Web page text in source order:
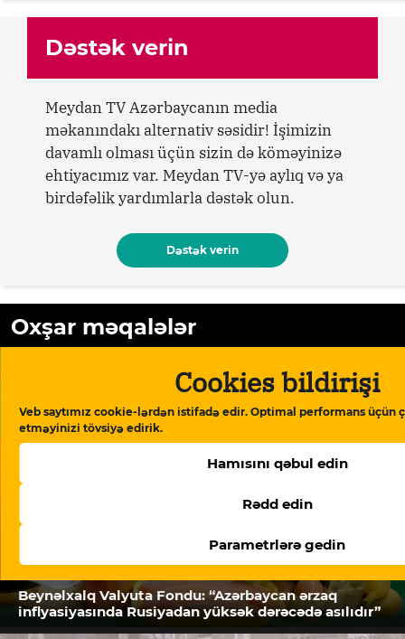
Cookies bildirişi
Veb saytımız cookie-lərdən istifadə edir. Optimal performans üçün
etməyinizi tövsiyə edirik.
Hamısını qəbul edin
Rədd edin
Parametrlərə gedin
Dəstək verin
Meydan TV Azərbaycanın media
məkanındakı alternativ səsidir! İşimizin
davamlı olması üçün sizin də köməyinizə
ehtiyacımız var. Meydan TV-yə aylıq və ya
birdəfəlik yardımlarla dəstək olun.
Dəstək verin
Oxşar məqalələr
Beynəlxalq Valyuta Fondu: “Azərbaycan ərzaq
inflyasiyasında Rusiyadan yüksək dərəcədə asılıdır”